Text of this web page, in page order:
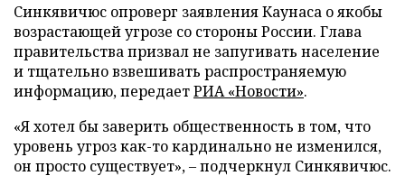
Синкявичюс опроверг заявления Каунаса о якобы
возрастающей угрозе со стороны России. Глава
правительства призвал не запугивать население
и тщательно взвешивать распространяемую
информацию, передаетРИА «Новости».
«Я хотел бы заверить общественность в том, что
уровень угроз как-то кардинально не изменился,
он просто существует», – подчеркнул Синкявичюс.